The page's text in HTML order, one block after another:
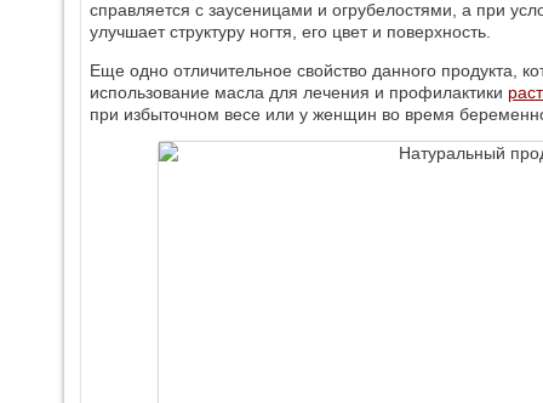
справляется с заусеницами и огрубелостями, а при
улучшает структуру ногтя, его цвет и поверхность.
Еще одно отличительное свойство данного продукта,
использование масла для лечения и профилактики
при избыточном весе или у женщин во время